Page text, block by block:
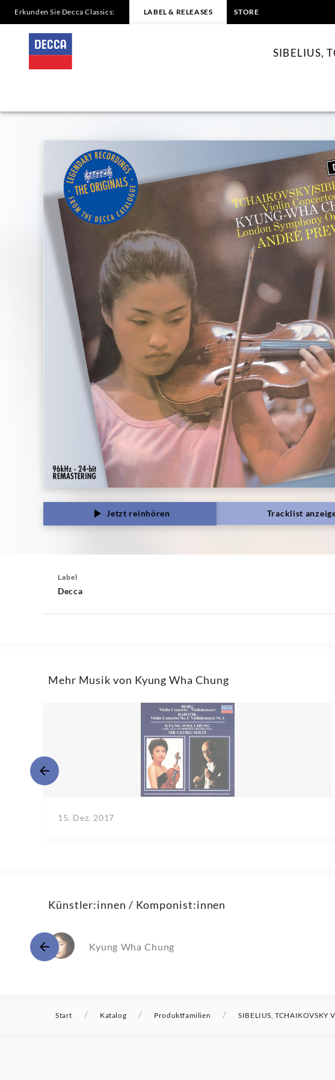
SIBELIUS,
TCHAIKOVSKY
concertos
Decca
Classics
Erkunden Sie Decca Classics: LABEL & RELEASES STORE
SIBELIUS,
Jetzt reinhören Tracklist
Label
Decca
Mehr Musik von Kyung Wha Chung
15. Dez. 2017
Künstler:innen / Komponist:innen
Kyung Wha Chung
Start / Katalog / Produktfamilien / SIBELIUS, TCHAIKOVSKY